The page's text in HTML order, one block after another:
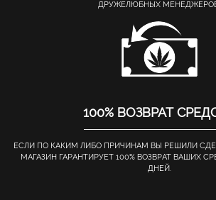
ДРУЖЕЛЮБНЫХ
100% ВОЗВРАТ
ЕСЛИ ПО КАКИМ ЛИБО ПРИЧИНАМ ВЫ РЕШИЛИ
МАГАЗИН ГАРАНТИРУЕТ 100% ВОЗВРАТ ВАШИХ
ДНЕЙ.